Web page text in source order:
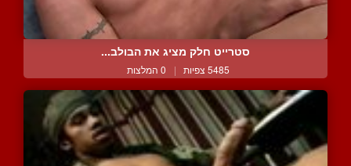
סטרייט חלק מציג את הבולב...
5485 צפיות | 0 המלצות